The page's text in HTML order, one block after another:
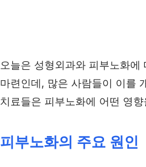
오늘은 성형외과와 피부노화
마련인데, 많은 사람들이 이를
치료들은 피부노화에 어떤 영
피부노화의 주요 원인